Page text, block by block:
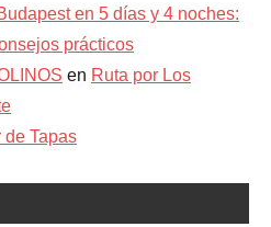
en 5 días y 4 noches:
prácticos
en Ruta por Los
de Tapas